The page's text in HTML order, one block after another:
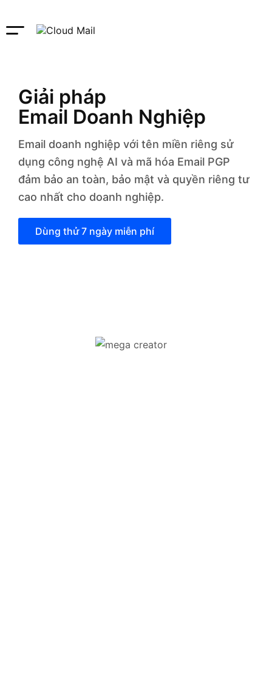
Giải pháp
Email Doanh Nghiệp
Email doanh nghiệp với tên miền riêng sử
dụng công nghệ AI và mã hóa Email PGP
đảm bảo an toàn, bảo mật và quyền riêng tư
cao nhất cho doanh nghiệp.
Dùng thử 7 ngày miễn phí